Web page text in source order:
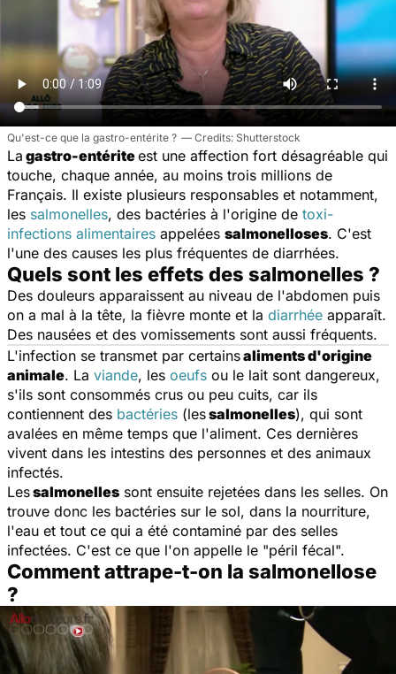
Qu'est-ce que la gastro-entérite ? Shutterstock
La gastro-entériteest une affection fort désagréable qui
touche, chaque année, au moins trois millions de
Français. Il existe plusieurs responsables et notamment,
les salmonelles, des bactéries à l'origine de toxi-
infections alimentaires appelées salmonelloses. C'est
l'une des causes les plus fréquentes de diarrhées.
Quels sont les effets des salmonelles ?
Des douleurs apparaissent au niveau de l'abdomen puis
on a mal à la tête, la fièvre monte et la diarrhée apparaît.
Des nausées et des vomissements sont aussi fréquents.
L'infection se transmet par certainsaliments d'origine
animale. La viande, les oeufs ou le lait sont dangereux,
s'ils sont consommés crus ou peu cuits, car ils
contiennent des bactéries (lessalmonelles), qui sont
avalées en même temps que l'aliment. Ces dernières
vivent dans les intestins des personnes et des animaux
infectés.
Lessalmonelles sont ensuite rejetées dans les selles. On
trouve donc les bactéries sur le sol, dans la nourriture,
l'eau et tout ce qui a été contaminé par des selles
infectées. C'est ce que l'on appelle le "péril fécal".
Comment attrape-t-on la salmonellose
?